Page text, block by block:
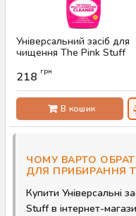
Універсальний засіб для
чищення The Pink Stuff
мл
Артикул:AS-00550
218 грн
В кошик
ЧОМУ ВАРТО
ДЛЯ ПРИБИРАННЯ
Купити Універсальні
Stuff в інтернет-